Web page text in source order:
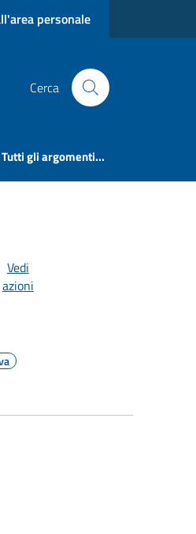
personale
Cerca
Tutti gli argomenti...
Vedi
azioni